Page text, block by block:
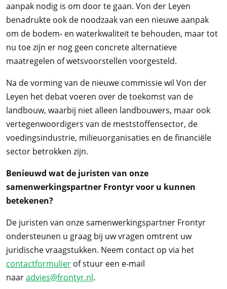
aanpak nodig is om door te gaan. Von der Leyen
benadrukte ook de noodzaak van een nieuwe aanpak
om de bodem- en waterkwaliteit te behouden, maar tot
nu toe zijn er nog geen concrete alternatieve
maatregelen of wetsvoorstellen voorgesteld.
Na de vorming van de nieuwe commissie wil Von der
Leyen het debat voeren over de toekomst van de
landbouw, waarbij niet alleen landbouwers, maar ook
vertegenwoordigers van de meststoffensector, de
voedingsindustrie, milieuorganisaties en de financiële
sector betrokken zijn.
Benieuwd wat de juristen van onze
samenwerkingspartner Frontyr voor u kunnen
betekenen?
De juristen van onze samenwerkingspartner Frontyr
ondersteunen u graag bij uw vragen omtrent uw
juridische vraagstukken. Neem contact op via het
contactformulier of stuur een e-mail
naaradvies@frontyr.nl.